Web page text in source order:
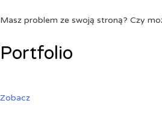
Masz problem ze swoją stroną? Czy
Portfolio
Zobacz